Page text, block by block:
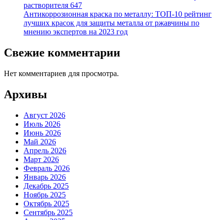
растворителя 647
Антикоррозионная краска по металлу: ТОП-10 рейтинг
лучших красок для защиты металла от ржавчины по
мнению экспертов на 2023 год
Свежие комментарии
Нет комментариев для просмотра.
Архивы
Август 2026
Июль 2026
Июнь 2026
Май 2026
Апрель 2026
Март 2026
Февраль 2026
Январь 2026
Декабрь 2025
Ноябрь 2025
Октябрь 2025
Сентябрь 2025